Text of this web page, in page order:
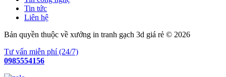
Tin tức
Liên hệ
Bản quyền thuộc về xưởng in tranh gạch 3d giá rẻ © 2026
Tư vấn miễn phí (24/7)
0985554156